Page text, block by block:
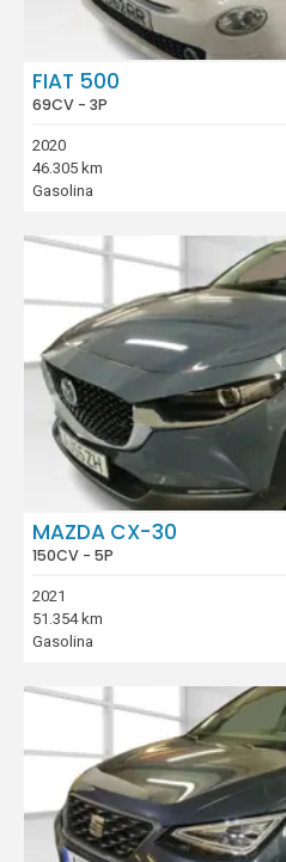
FIAT 500
69CV - 3P
2020
46.305 km
Gasolina
MAZDA CX-30
150CV - 5P
2021
51.354 km
Gasolina